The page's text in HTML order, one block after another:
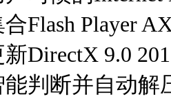
Flash Player
DirectX 9.0
能判断并自动解